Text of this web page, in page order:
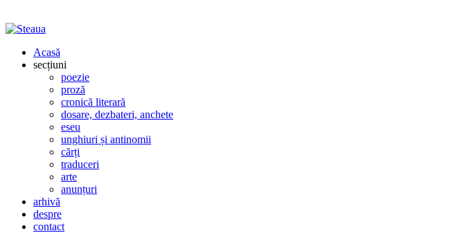
Acasă
secțiuni
poezie
proză
cronică literară
dosare, dezbateri, anchete
eseu
unghiuri și antinomii
cărți
traduceri
arte
anunțuri
arhivă
despre
contact